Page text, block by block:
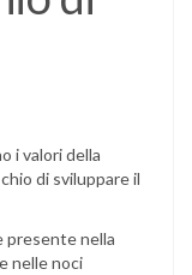
i valori della
di sviluppare il
presente nella
nelle noci